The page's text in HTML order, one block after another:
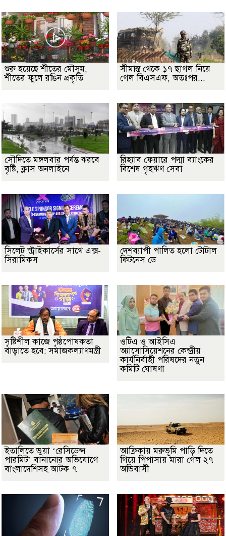
শুরু হয়েছে শীতের মৌসুম,
শীতের ফুলে রঙিন প্রকৃতি
সীমান্ত থেকে ১৭ ছাগল নিয়ে
গেল বিএসএফ, অতঃপর...
সৌদিতে মঙ্গলবার পর্যন্ত ঝরবে
বৃষ্টি, ক্লাস অনলাইনে
রিহ্যাব ফেয়ারে পদ্মা ব্যাংকের
বিশেষ গৃহঋণ সেবা
সিলেট স্ট্রাইকার্সের সাথে এক্স-
সিরামিকস
দেশব্যাপী পালিত হলো টোটাল
ফিটনেস ডে
সৃষ্টিশীল কাজে পৃষ্ঠপোষকতা
বাড়াতে হবে: সমাজকল্যাণমন্ত্রী
ওটিএ ও আইসিএ
অ্যাসোসিয়েশনের কেন্দ্রীয়
কার্যনির্বাহী পরিষদের নতুন
কমিটি ঘোষণা
ইতালিতে ভুয়া ‘রেসিডেন্স
পারমিট’ বানানোর অভিযোগে
বাংলাদেশিসহ আটক ৭
আফ্রিকায় মরুভূমি পাড়ি দিতে
গিয়ে পিপাসায় মারা গেল ২৭
অভিবাসী